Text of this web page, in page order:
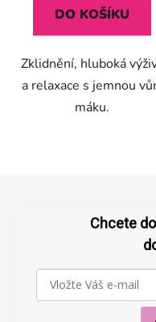
z
hvězdiček.
DO KOŠÍKU
Zklidnění, hluboká
a relaxace s jemnou
máku.
Chcete